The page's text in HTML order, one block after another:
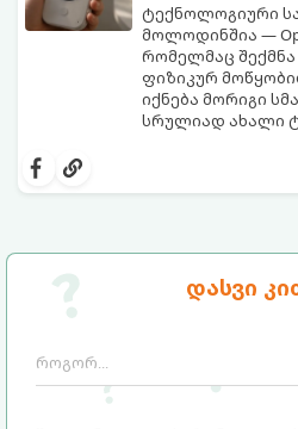
დასვი
ტექნოლოგიური
მოლოდინშია —
რომელმაც შექმნა
ფიზიკურ
იქნება მორიგი
სრულიად ახალი
დეტალებია